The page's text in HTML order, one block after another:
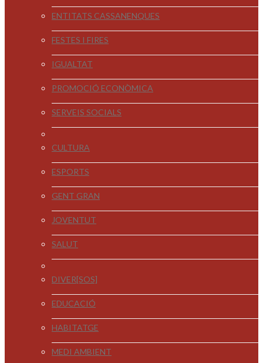
ENTITATS CASSANENQUES
FESTES I FIRES
IGUALTAT
PROMOCIÓ ECONÒMICA
SERVEIS SOCIALS
CULTURA
ESPORTS
GENT GRAN
JOVENTUT
SALUT
DIVER[SOS]
EDUCACIÓ
HABITATGE
MEDI AMBIENT